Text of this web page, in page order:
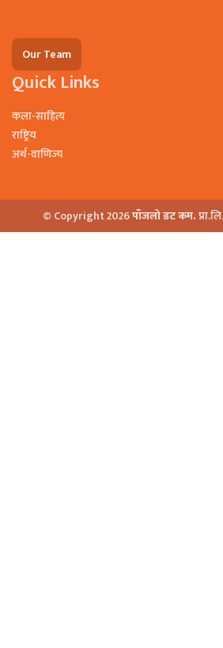
Our Team
Quick Links
कला-साहित्य
राष्ट्रिय
अर्थ-वाणिज्य
© Copyright 2026पाँजलो डट कम.